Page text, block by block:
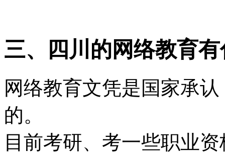
三、四川的网络教育
网络教育文凭是国家承
的。
目前考研、考一些职业